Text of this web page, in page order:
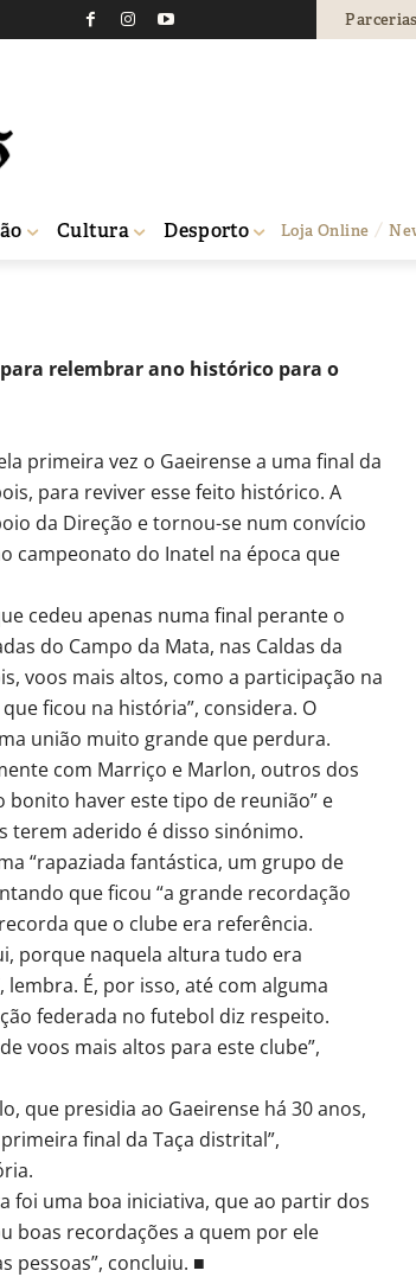
Parcerias
Cultura Desporto Loja Online
30
relembrar ano histórico para o
primeira vez o Gaeirense a uma final da
para reviver esse feito histórico. A
da Direção e tornou-se num convício
campeonato do Inatel na época que
cedeu apenas numa final perante o
do Campo da Mata, nas Caldas da
voos mais altos, como a participação na
ficou na história”, considera. O
união muito grande que perdura.
com Marriço e Marlon, outros dos
bonito haver este tipo de reunião” e
terem aderido é disso sinónimo.
“rapaziada fantástica, um grupo de
que ficou “a grande recordação
que o clube era referência.
porque naquela altura tudo era
É, por isso, até com alguma
federada no futebol diz respeito.
voos mais altos para este clube”,
que presidia ao Gaeirense há 30 anos,
final da Taça distrital”,
foi uma boa iniciativa, que ao partir dos
boas recordações a quem por ele
pessoas”, concluiu. ■